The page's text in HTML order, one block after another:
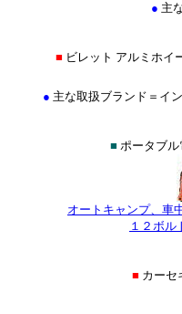
● 主
■ ビレット アルミホ
● 主な取扱ブランド＝イ
■ ポータブ
オートキャンプ、車
１２ボ
■ カー